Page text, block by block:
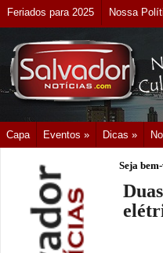
Feriados para 2025 Nossa
Capa Eventos » Dicas »
Seja